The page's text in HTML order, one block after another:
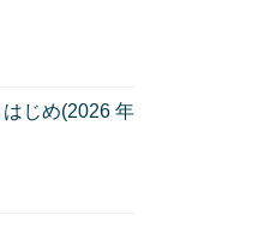
じめ(2026 年